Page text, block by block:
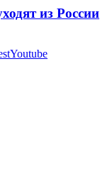
из России
Youtube